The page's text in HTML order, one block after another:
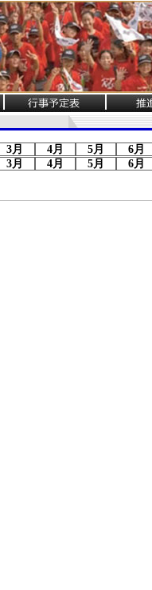
3月 4月 5月
6
3月 4月 5月 6